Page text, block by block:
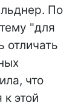
По
"для
отличать
что
этой